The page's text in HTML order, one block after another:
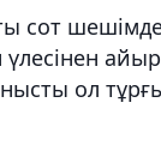
сот
ол